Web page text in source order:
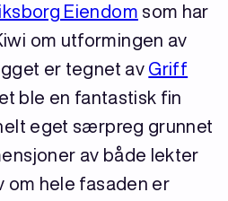
Eiendom som har
om utformingen av
er tegnet av Griff
ble en fantastisk fin
eget særpreg grunnet
av både lekter
om hele fasaden er